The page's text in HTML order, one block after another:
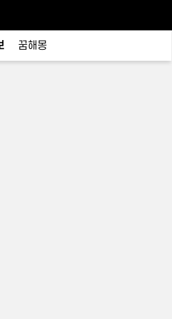
꿈해몽